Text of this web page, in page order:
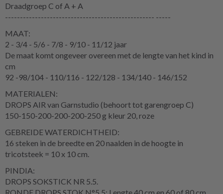
Draadgroep C of A + A
-------------------------------------------------- -----
MAAT:
2 - 3/4 - 5/6 - 7/8 - 9/10 - 11/12 jaar
De maat komt ongeveer overeen met de lengte van het kind in
cm
92 -98/104 - 110/116 - 122/128 - 134/140 - 146/152
MATERIALEN:
DROPS AIR van Garnstudio (behoort tot garengroep C)
150-150-200-200-200-250 g kleur 20, roze
GEBREIDE WATERDICHTHEID:
16 steken in de breedte en 20 naalden in de hoogte in
tricotsteek = 10 x 10 cm.
PINDIA:
DROPS SOKSTICK NR 5.5.